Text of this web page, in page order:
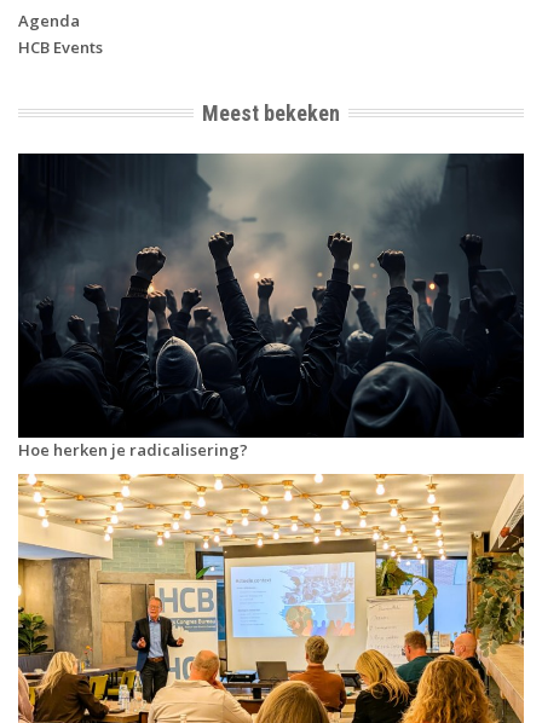
Agenda
HCB Events
Meest bekeken
Hoe herken je radicalisering?